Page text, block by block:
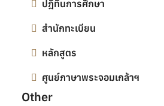
ปฎิทินการศึกษา
สำนักทะเบียน
หลักสูตร
ศูนย์ภาษาพระจอมเกล้าฯ
Other